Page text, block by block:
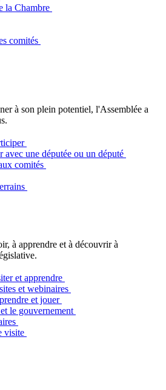
la Chambre
comités
à son plein potentiel, l'Assemblée a
avec une députée ou un député
comités
à apprendre et à découvrir à
et apprendre
et webinaires
et jouer
le gouvernement
visite